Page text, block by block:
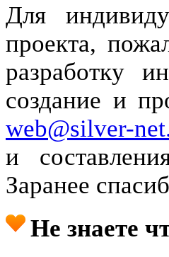
Для
проекта,
разработку
создание и
web@silver-
и
Заранее
Не знаете